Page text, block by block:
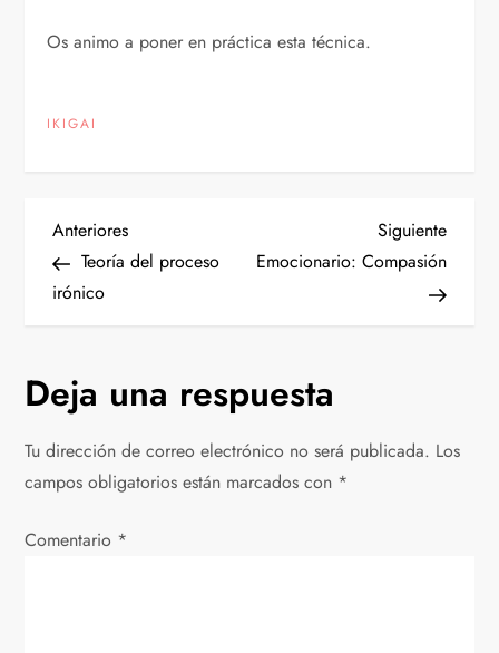
Os animo a poner en práctica esta técnica.
IKIGAI
N
a
e
g
a
c
Entrada
anterior
Anteriores
Teoría del proceso
irónico
Siguiente
Emocionario: Compasión
Deja una respuesta
Tu dirección de correo electrónico no será publicada. Los
campos obligatorios están marcados con *
Comentario *